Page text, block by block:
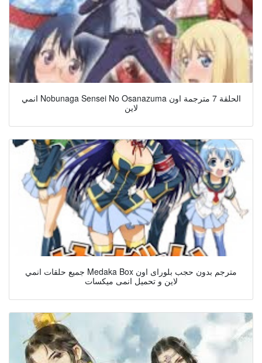
انمي Nobunaga Sensei No Osanazuma الحلقة 7 مترجمة اون
لاين
جميع حلقات انمي Medaka Box مترجم بدون حجب بلوراى اون
لاين و تحميل انمى ميكسات